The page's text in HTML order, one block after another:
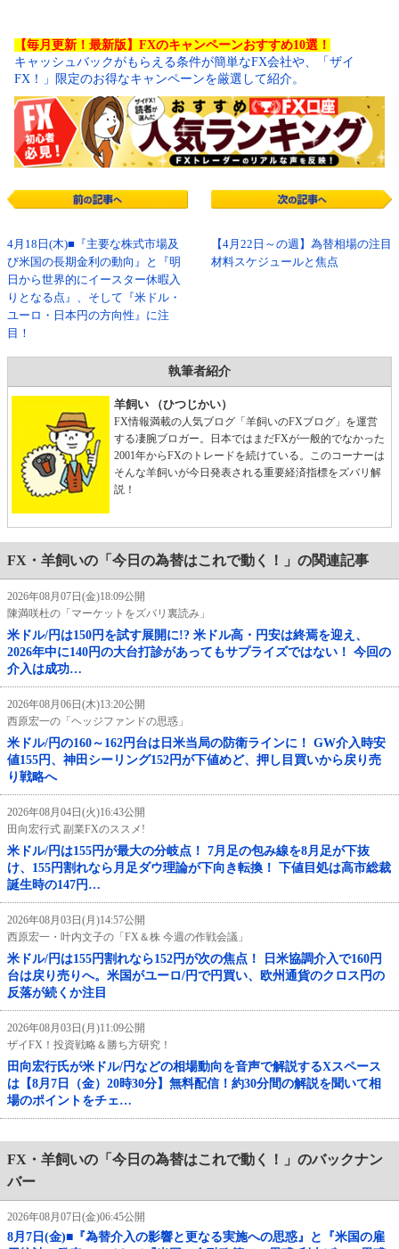
【毎月更新！最新版】FXのキャンペーンおすすめ10選！
キャッシュバックがもらえる条件が簡単なFX会社や、「ザイ
FX！」限定のお得なキャンペーンを厳選して紹介。
4月18日(木)■『主要な株式市場及
び米国の長期金利の動向』と『明
日から世界的にイースター休暇入
りとなる点』、そして『米ドル・
ユーロ・日本円の方向性』に注
目！
【4月22日～の週】為替相場の注目
材料スケジュールと焦点
執筆者紹介
羊飼い （ひつじかい）
FX情報満載の人気ブログ「羊飼いのFXブログ」を運営
する凄腕ブロガー。日本ではまだFXが一般的でなかった
2001年からFXのトレードを続けている。このコーナーは
そんな羊飼いが今日発表される重要経済指標をズバリ解
説！
FX・羊飼いの「今日の為替はこれで動く！」の関連記事
2026年08月07日(金)18:09公開
陳満咲杜の「マーケットをズバリ裏読み」
米ドル/円は150円を試す展開に!? 米ドル高・円安は終焉を迎え、
2026年中に140円の大台打診があってもサプライズではない！ 今回の
介入は成功…
2026年08月06日(木)13:20公開
西原宏一の「ヘッジファンドの思惑」
米ドル/円の160～162円台は日米当局の防衛ラインに！ GW介入時安
値155円、神田シーリング152円が下値めど、押し目買いから戻り売
り戦略へ
2026年08月04日(火)16:43公開
田向宏行式 副業FXのススメ!
米ドル/円は155円が最大の分岐点！ 7月足の包み線を8月足が下抜
け、155円割れなら月足ダウ理論が下向き転換！ 下値目処は高市総裁
誕生時の147円…
2026年08月03日(月)14:57公開
西原宏一・叶内文子の「FX＆株 今週の作戦会議」
米ドル/円は155円割れなら152円が次の焦点！ 日米協調介入で160円
台は戻り売りへ。米国がユーロ/円で円買い、欧州通貨のクロス円の
反落が続くか注目
2026年08月03日(月)11:09公開
ザイFX！投資戦略＆勝ち方研究！
田向宏行氏が米ドル/円などの相場動向を音声で解説するXスペース
は【8月7日（金）20時30分】無料配信！約30分間の解説を聞いて相
場のポイントをチェ…
FX・羊飼いの「今日の為替はこれで動く！」のバックナン
バー
2026年08月07日(金)06:45公開
8月7日(金)■『為替介入の影響と更なる実施への思惑』と『米国の雇